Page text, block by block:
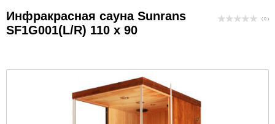
Инфракрасная сауна Sunrans
SF1G001(L/R) 110 x 90
( 0 )